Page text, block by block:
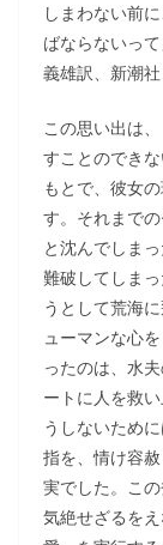
しまわない前
ばならないっ
義雄訳、新潮
この思い出は
すことのでき
もとで、彼女
す。それまで
と沈んでしま
難破してしま
うとして荒海
ューマンな心
ったのは、水
ートに人を救
うしないため
指を、情け容
実でした。こ
気絶せざるを